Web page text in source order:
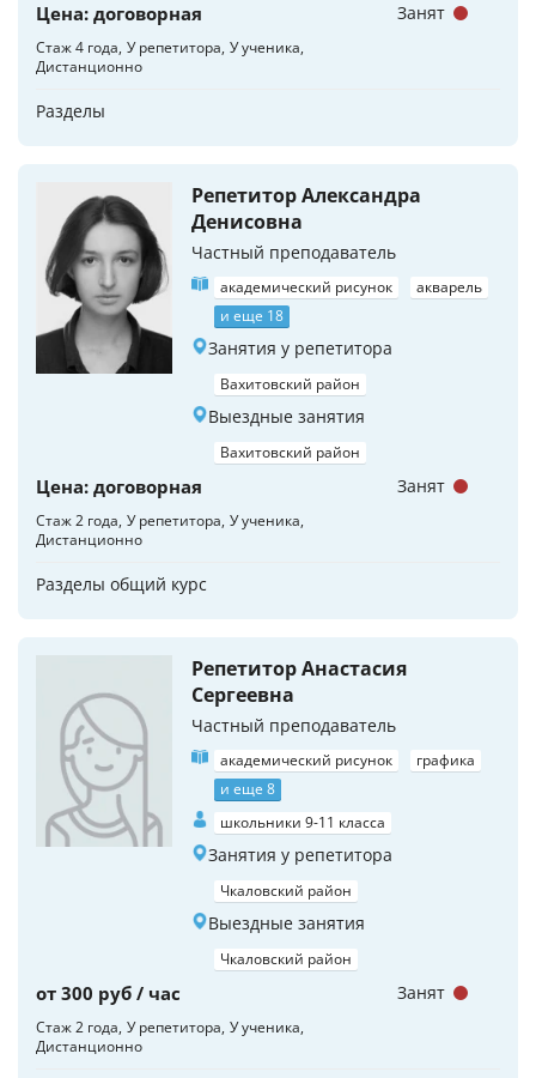
Цена: договорная
Стаж 4 года У репетитора У ученика
Дистанционно
Разделы
Занят
Репетитор Александра
Денисовна
Частный преподаватель
академический рисунок
акварель
и еще 18
Занятия у репетитора
Вахитовский район
Выездные занятия
Вахитовский район
Цена: договорная
Стаж 2 года У репетитора У ученика
Дистанционно
Разделы общий курс
Занят
Репетитор Анастасия
Сергеевна
Частный преподаватель
академический рисунок
графика
и еще 8
школьники 9-11 класса
Занятия у репетитора
Чкаловский район
Выездные занятия
Чкаловский район
от 300 руб / час
Стаж 2 года У репетитора У ученика
Дистанционно
Занят